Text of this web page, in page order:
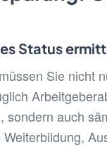
Status
Sie nicht
sondern auch